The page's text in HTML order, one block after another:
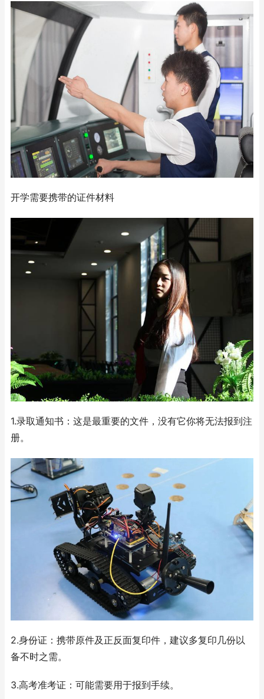
开学需要携带的证件材料
1.录取通知书：这是最重要的文件，没有它你将无法报到注
册。
2.身份证：携带原件及正反面复印件，建议多复印几份以
备不时之需。
3.高考准考证：可能需要用于报到手续。